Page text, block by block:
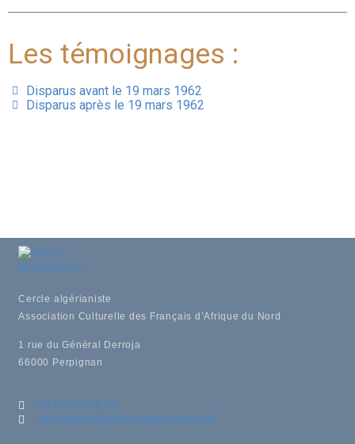
Les témoignages :
Disparus avant le 19 mars 1962
Disparus après le 19 mars 1962
Cercle algérianiste
Association Culturelle des Français d’Afrique du Nord
1 rue du Général Derroja
66000 Perpignan
04.68.53.94.23
secretariat@cerclealgerianiste.fr